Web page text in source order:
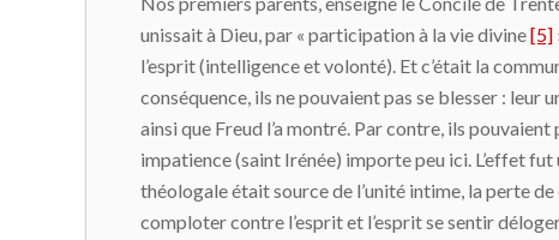
unissait à Dieu, par « participation à la vie divine[5]
l’esprit (intelligence et volonté). Et c’était la
conséquence, ils ne pouvaient pas se blesser :
ainsi que Freud l’a montré. Par contre, ils
impatience (saint Irénée) importe peu ici. L’effet
théologale était source de l’unité intime, la perte
comploter contre l’esprit et l’esprit se sentir